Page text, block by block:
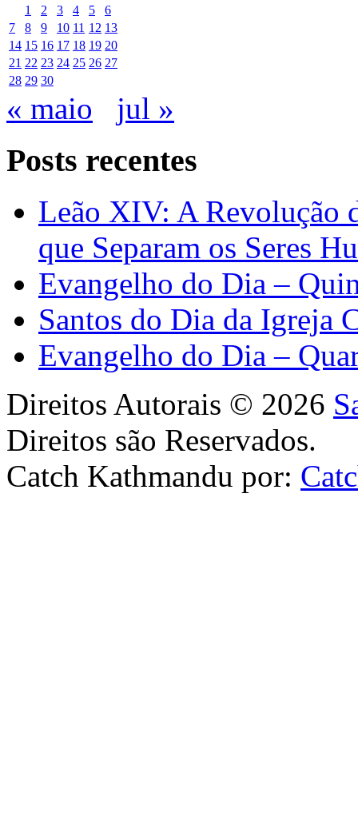
1
2 3 4 5
6
7
8 9 10 11 12 13
14 15 16 17 18 19 20
21 22 23 24 25 26 27
28 29 30
« maio jul »
Posts recentes
Leão XIV: A Revolução
que Separam os Seres
Evangelho do Dia –
Santos do Dia da Igreja
Evangelho do Dia –
Direitos Autorais © 2026
Direitos são Reservados.
Catch Kathmandu por: